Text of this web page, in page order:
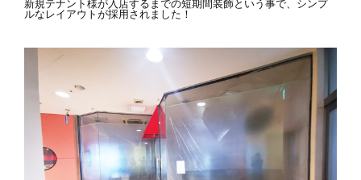
新規テナント様が入店するまでの短期間装飾という事で、シンプ
ルなレイアウトが採用されました！